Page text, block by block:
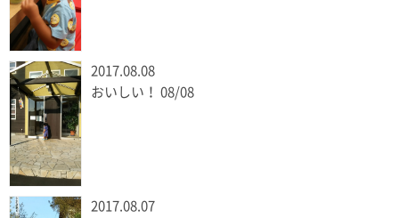
2017.08.08
おいしい！ 08/08
2017.08.07